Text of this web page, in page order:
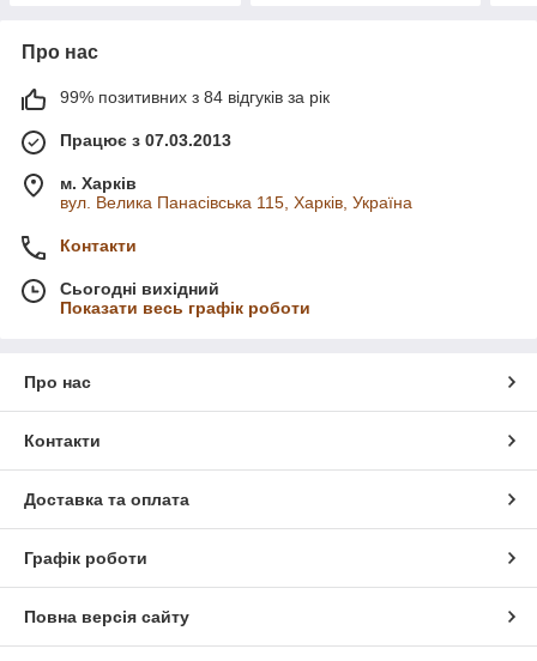
Про нас
99% позитивних з 84 відгуків за рік
Працює з 07.03.2013
м. Харків
вул. Велика Панасівська 115, Харків, Україна
Контакти
Сьогодні вихідний
Показати весь графік роботи
Про нас
Контакти
Доставка та оплата
Графік роботи
Повна версія сайту